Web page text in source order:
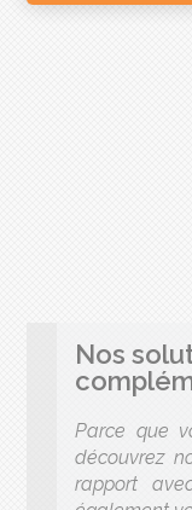
également